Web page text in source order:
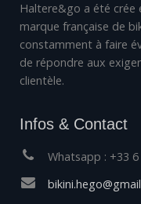
Haltere&go a été crée
marque française de
constamment à faire
de répondre aux
clientèle.
Infos & Contact
Whatsapp : +33